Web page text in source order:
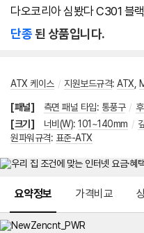
다오코리아 심봤다 C301 블
단종된 상품입니다.
ATX 케이스 / 지원보드규격: ATX
[패널] 측면 패널 타입: 통풍구 /
[크기]
너비(W): 101~140mm /
원파워규격: 표준-ATX
요약정보 가격비교